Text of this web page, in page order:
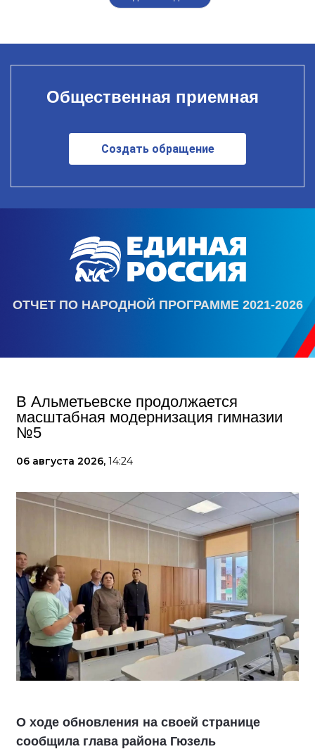
Общественная приемная
Создать обращение
ОТЧЕТ ПО НАРОДНОЙ ПРОГРАММЕ 2021-2026
В Альметьевске продолжается
масштабная модернизация гимназии
№5
06 августа 2026, 14:24
О ходе обновления на своей странице
сообщила глава района Гюзель